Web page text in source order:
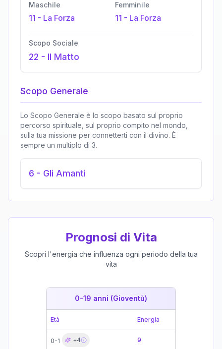
Maschile
11 - La Forza
Femminile
11 - La Forza
Scopo Sociale
22 - Il Matto
Scopo Generale
Lo Scopo Generale è lo scopo basato sul proprio
percorso spirituale, sul proprio compito nel mondo,
sulla tua missione per connetterti con il divino. È
sempre un multiplo di 3.
6 - Gli Amanti
Prognosi di Vita
Scopri l'energia che influenza ogni periodo della tua
vita
0-19 anni (Gioventù)
Età Energia
0-1 +4 9